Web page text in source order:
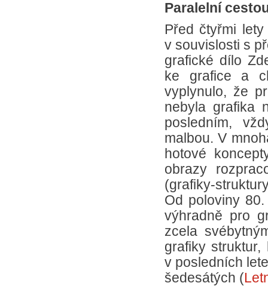
Paralelní
Před čtyřmi
v souvislosti s
grafické dílo
ke grafice a
vyplynulo, že
nebyla grafika
posledním,
malbou. V
hotové
obrazy
(grafiky-
Od poloviny
výhradně pro
zcela
grafiky
v posledních
šedesátých (